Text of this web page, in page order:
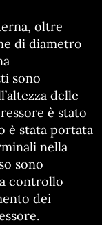
oltre
di diametro
sono
delle
è stato
è stata portata
nella
sono
controllo
dei